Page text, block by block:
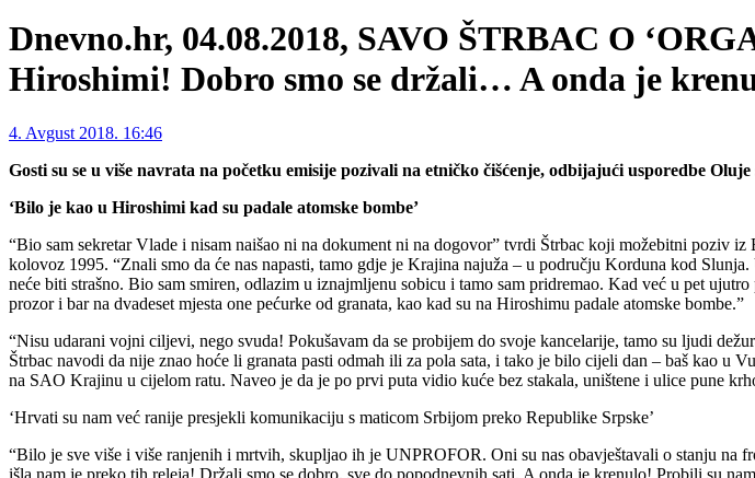
Dnevno.hr, 04.08.2018, SAVO ŠTRBAC O
Hiroshimi! Dobro smo se držali… A onda je
4. Avgust 2018. 16:46
Gosti su se u više navrata na početku emisije pozivali na etničko čišćenje, odbijajući usporedbe
‘Bilo je kao u Hiroshimi kad su padale atomske bombe’
“Bio sam sekretar Vlade i nisam naišao ni na dokument ni na dogovor” tvrdi Štrbac koji možebitni poziv
kolovoz 1995. “Znali smo da će nas napasti, tamo gdje je Krajina najuža – u području Korduna kod
neće biti strašno. Bio sam smiren, odlazim u iznajmljenu sobicu i tamo sam pridremao. Kad već u pet
prozor i bar na dvadeset mjesta one pećurke od granata, kao kad su na Hiroshimu padale atomske bombe.”
“Nisu udarani vojni ciljevi, nego svuda! Pokušavam da se probijem do svoje kancelarije, tamo su ljudi
Štrbac navodi da nije znao hoće li granata pasti odmah ili za pola sata, i tako je bilo cijeli dan – baš kao
na SAO Krajinu u cijelom ratu. Naveo je da je po prvi puta vidio kuće bez stakala, uništene i ulice pune
‘Hrvati su nam već ranije presjekli komunikaciju s maticom Srbijom preko Republike Srpske’
“Bilo je sve više i više ranjenih i mrtvih, skupljao ih je UNPROFOR. Oni su nas obavještavali o stanju
išla nam je preko tih releja! Držali smo se dobro, sve do popodnevnih sati. A onda je krenulo! Probili su